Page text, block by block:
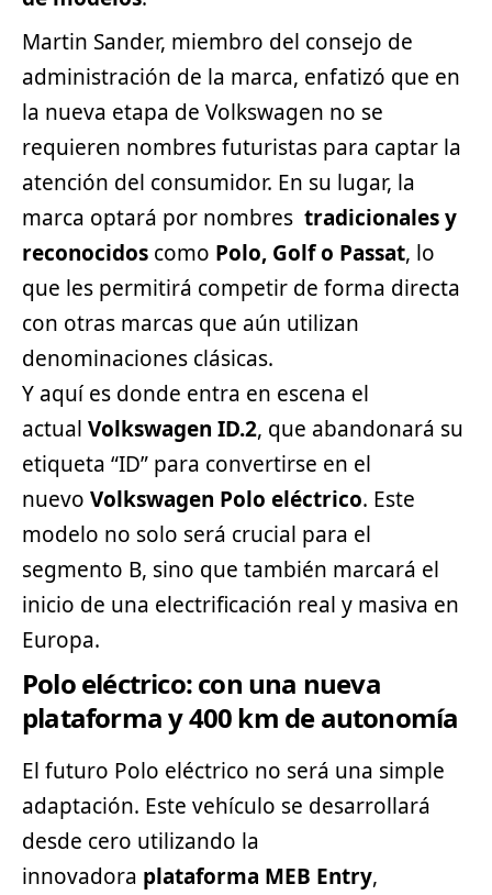
Martin Sander, miembro del consejo de
administración de la marca, enfatizó que en
la nueva etapa de Volkswagen no se
requieren nombres futuristas para captar la
atención del consumidor. En su lugar, la
marca optará por nombres tradicionales y
reconocidos como Polo, Golf o Passat, lo
que les permitirá competir de forma directa
con otras marcas que aún utilizan
denominaciones clásicas.
Y aquí es donde entra en escena el
actual Volkswagen ID.2, que abandonará su
etiqueta “ID” para convertirse en el
nuevo Volkswagen Polo eléctrico. Este
modelo no solo será crucial para el
segmento B, sino que también marcará el
inicio de una electrificación real y masiva en
Europa.
Polo eléctrico: con una nueva
plataforma y 400 km de autonomía
El futuro Polo eléctrico no será una simple
adaptación. Este vehículo se desarrollará
desde cero utilizando la
innovadora plataforma MEB Entry,